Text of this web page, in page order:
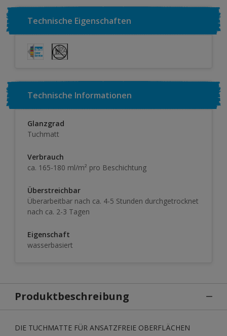
Technische Eigenschaften
Technische Informationen
Glanzgrad
Tuchmatt
Verbrauch
ca. 165-180 ml/m² pro Beschichtung
Überstreichbar
Überarbeitbar nach ca. 4-5 Stunden durchgetrocknet
nach ca. 2-3 Tagen
Eigenschaft
wasserbasiert
Produktbeschreibung
DIE TUCHMATTE FÜR ANSATZFREIE OBERFLÄCHEN